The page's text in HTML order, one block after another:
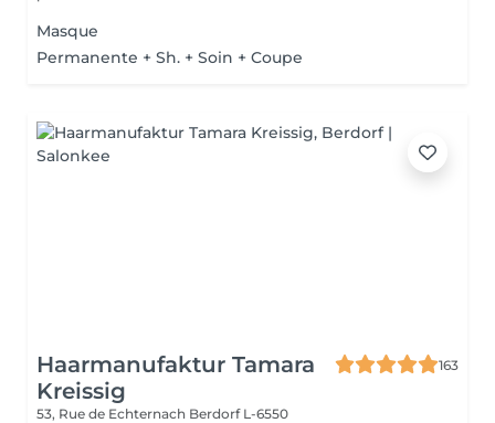
Masque
Permanente + Sh. + Soin + Coupe
Haarmanufaktur Tamara
Kreissig
163
53, Rue de Echternach Berdorf L-6550